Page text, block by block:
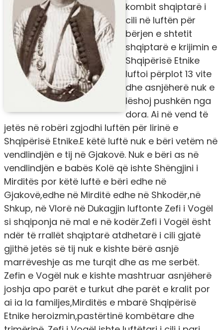
kombit shqiptarë i
cili në luftën për
bërjen e shtetit
shqiptarë e krijimin e
Shqipërisë Etnike
luftoi përplot 13 vite
dhe asnjëherë nuk e
lëshoj pushkën nga
dora. Ai në vend të
jetës në robëri zgjodhi luftën për lirinë e
Shqipërisë Etnike.E këtë luftë nuk e bëri vetëm në
vendlindjën e tij në Gjakovë. Nuk e bëri as në
vendlindjën e babës Kolë që ishte Shëngjini i
Mirditës por këtë luftë e bëri edhe në
Gjakovë,edhe në Mirditë edhe në Shkodër,në
Shkup, në Vlorë në Dukagjin luftonte Zefi i Vogël
si shqiponja në mal e në kodër.Zefi i Vogël ësht
ndër të rrallët shqiptarë atdhetarë i cili gjatë
gjithë jetës së tij nuk e kishte bërë asnjë
marrëveshje as me turqit dhe as me serbët.
Zefin e Vogël nuk e kishte mashtruar asnjëherë
joshja apo parët e turkut dhe parët e kralit por
ai ia la familjes,Mirditës e mbarë Shqipërisë
Etnike heroizmin,pastërtinë kombëtare dhe